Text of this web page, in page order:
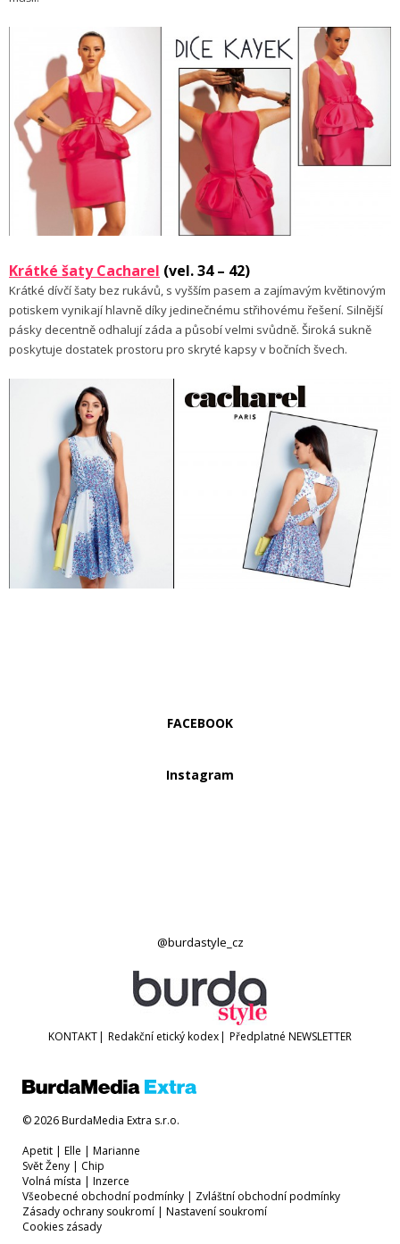
Krátké šaty Cacharel (vel. 34 – 42)
Krátké dívčí šaty bez rukávů, s vyšším pasem a zajímavým květinovým
potiskem vynikají hlavně díky jedinečnému střihovému řešení. Silnější
pásky decentně odhalují záda a působí velmi svůdně. Široká sukně
poskytuje dostatek prostoru pro skryté kapsy v bočních švech.
FACEBOOK
Instagram
@burdastyle_cz
KONTAKT| Redakční etický kodex| Předplatné NEWSLETTER
© 2026 BurdaMedia Extra s.r.o.
Apetit
Elle
Marianne
Svět Ženy
Chip
Volná místa
Inzerce
Všeobecné obchodní podmínky
Zvláštní obchodní podmínky
Zásady ochrany soukromí
Nastavení soukromí
Cookies zásady